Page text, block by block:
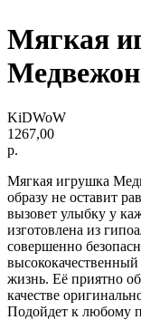
Мягкая
KiDWoW
1267,00
р.
Мягкая игрушка
образу не оставит
вызовет улыбку у
изготовлена из
совершенно
жизнь. Её приятно
качестве
Подойдет к любому